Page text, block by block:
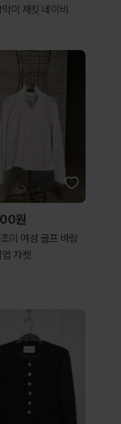
이 재킷 네이비
원
이 여성 골프 바람
자켓